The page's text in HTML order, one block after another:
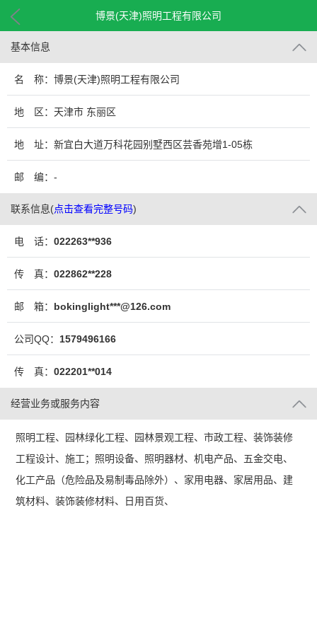
博景(天津)照明工程有限公司
基本信息
名 称：博景(天津)照明工程有限公司
地 区：天津市 东丽区
地 址：新宜白大道万科花园别墅西区芸香苑增1-05栋
邮 编：-
联系信息(点击查看完整号码)
电 话： 022263**936
传 真： 022862**228
邮 箱： bokinglight***@126.com
公司QQ： 1579496166
传 真： 022201**014
经营业务或服务内容
照明工程、园林绿化工程、园林景观工程、市政工程、装饰装修
工程设计、施工；照明设备、照明器材、机电产品、五金交电、
化工产品（危险品及易制毒品除外）、家用电器、家居用品、建
筑材料、装饰装修材料、日用百货、